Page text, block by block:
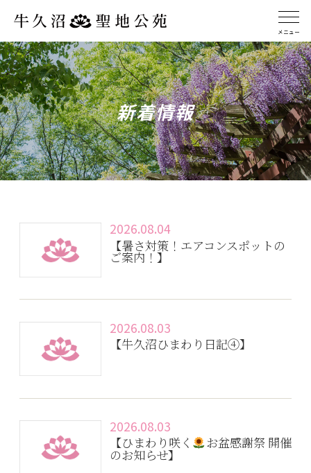
メニュー
新着情報
2026.08.04
【暑さ対策！エアコンスポットの
ご案内！】
2026.08.03
【牛久沼ひまわり日記④】
2026.08.03
【ひまわり咲く
お盆感謝祭 開催
のお知らせ】